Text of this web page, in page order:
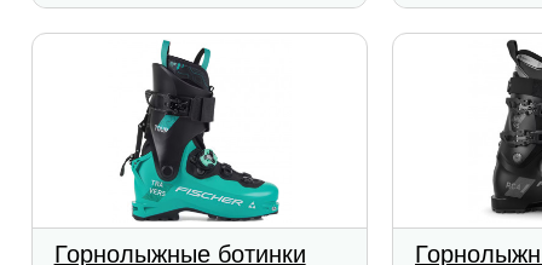
Горнолыжные ботинки